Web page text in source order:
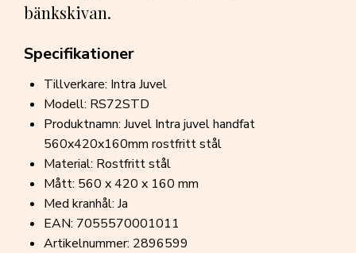
bänkskivan.
Specifikationer
Tillverkare: Intra Juvel
Modell: RS72STD
Produktnamn: Juvel Intra juvel handfat
560x420x160mm rostfritt stål
Material: Rostfritt stål
Mått: 560 x 420 x 160 mm
Med kranhål: Ja
EAN: 7055570001011
Artikelnummer: 2896599